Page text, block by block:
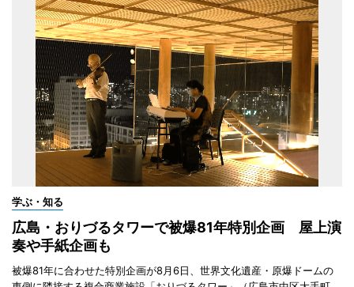
学ぶ・知る
広島・おりづるタワーで被爆81年特別企画 屋上演
奏や手紙企画も
被爆81年に合わせた特別企画が8月6日、世界文化遺産・原爆ドームの